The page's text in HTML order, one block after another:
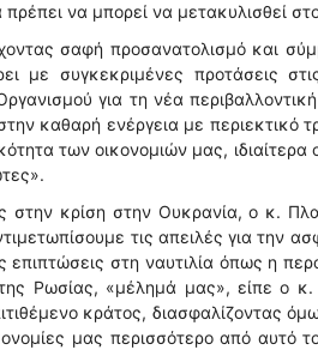
να μπορεί να μετακυλισθεί
σαφή προσανατολισμό και
με συγκεκριμένες προτάσεις
για τη νέα
καθαρή ενέργεια με περιεκτικό
των οικονομιών μας,
στην κρίση στην Ουκρανία, ο κ.
τις απειλές για την
επιπτώσεις στη ναυτιλία όπως η
Ρωσίας, «μέλημά μας», είπε ο
κράτος, διασφαλίζοντας
μας περισσότερο από αυτό